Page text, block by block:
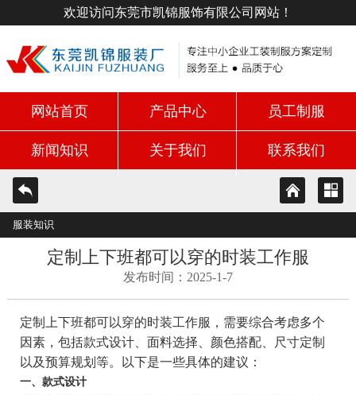
欢迎访问东莞市凯锦服饰有限公司网站！
网站首页 产品中心 员工制服
新闻知识 关于我们 联系我们
服装知识
定制上下班都可以穿的时装工作服
发布时间：2025-1-7
定制上下班都可以穿的时装工作服，需要综合考虑多个
因素，包括款式设计、面料选择、颜色搭配、尺寸定制
以及预算规划等。以下是一些具体的建议：
一、款式设计